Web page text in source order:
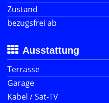
Zustand
bezugsfrei ab
Ausstattung
Terrasse
Garage
Kabel / Sat-TV